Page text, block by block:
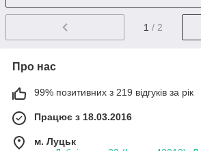
1 / 2
Про нас
99% позитивних з 219 відгуків за рік
Працює з 18.03.2016
м. Луцьк